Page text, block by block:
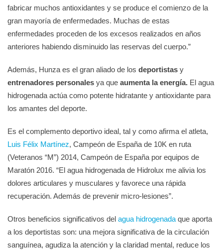
fabricar muchos antioxidantes y se produce el comienzo de la
gran mayoría de enfermedades. Muchas de estas
enfermedades proceden de los excesos realizados en años
anteriores habiendo disminuido las reservas del cuerpo.”
Además, Hunza es el gran aliado de los deportistas y
entrenadores personales ya que aumenta la energía. El agua
hidrogenada actúa como potente hidratante y antioxidante para
los amantes del deporte.
Es el complemento deportivo ideal, tal y como afirma el atleta,
Luis Félix Martínez, Campeón de España de 10K en ruta
(Veteranos “M”) 2014, Campeón de España por equipos de
Maratón 2016. “El agua hidrogenada de Hidrolux me alivia los
dolores articulares y musculares y favorece una rápida
recuperación. Además de prevenir micro-lesiones”.
Otros beneficios significativos del agua hidrogenada que aporta
a los deportistas son: una mejora significativa de la circulación
sanguínea, agudiza la atención y la claridad mental, reduce los